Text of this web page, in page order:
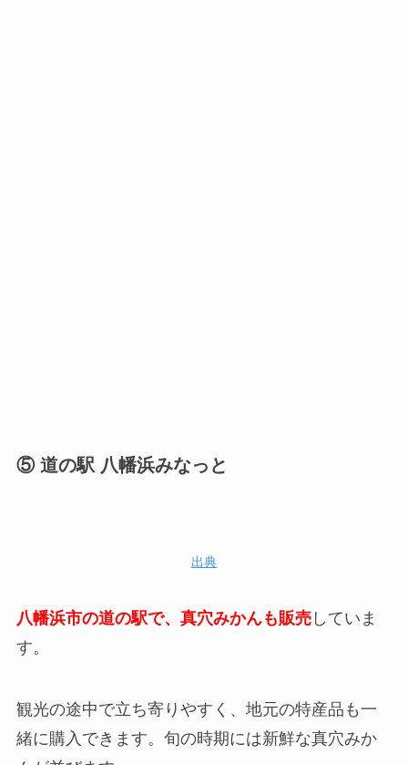
⑤ 道の駅 八幡浜みなっと
出典
八幡浜市の道の駅で、真穴みかんも販売していま
す。
観光の途中で立ち寄りやすく、地元の特産品も一
緒に購入できます。旬の時期には新鮮な真穴みか